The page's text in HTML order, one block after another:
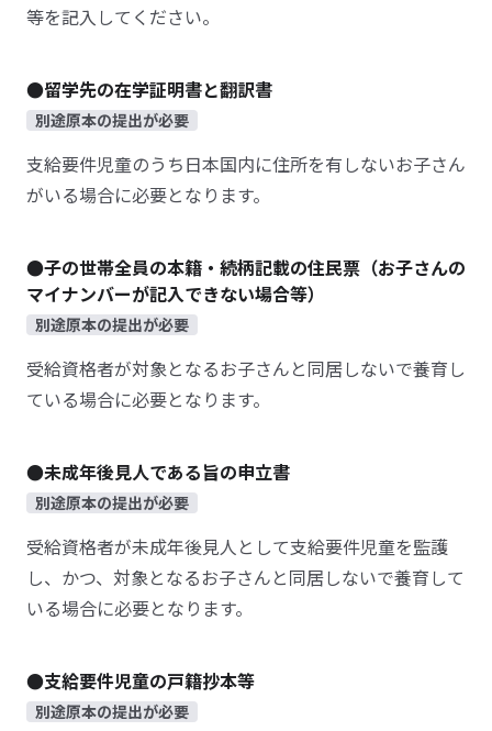
等を記入してください。
●留学先の在学証明書と翻訳書
別途原本の提出が必要
支給要件児童のうち日本国内に住所を有しないお子さん
がいる場合に必要となります。
●子の世帯全員の本籍・続柄記載の住民票（お子さんの
マイナンバーが記入できない場合等）
別途原本の提出が必要
受給資格者が対象となるお子さんと同居しないで養育し
ている場合に必要となります。
●未成年後見人である旨の申立書
別途原本の提出が必要
受給資格者が未成年後見人として支給要件児童を監護
し、かつ、対象となるお子さんと同居しないで養育して
いる場合に必要となります。
●支給要件児童の戸籍抄本等
別途原本の提出が必要